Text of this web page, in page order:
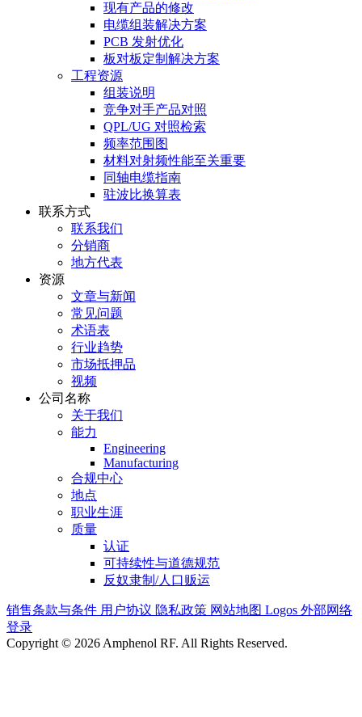
现有产品的修改
电缆组装解决方案
PCB 发射优化
板对板定制解决方案
工程资源
组装说明
竞争对手产品对照
QPL/UG 对照检索
频率范围图
材料对射频性能至关重要
同轴电缆指南
驻波比换算表
联系方式
联系我们
分销商
地方代表
资源
文章与新闻
常见问题
术语表
行业趋势
市场抵押品
视频
公司名称
关于我们
能力
Engineering
Manufacturing
合规中心
地点
职业生涯
质量
认证
可持续性与道德规范
反奴隶制/人口贩运
销售条款与条件 用户协议 隐私政策 网站地图 Logos 外部网络
登录
Copyright © 2026 Amphenol RF. All Rights Reserved.